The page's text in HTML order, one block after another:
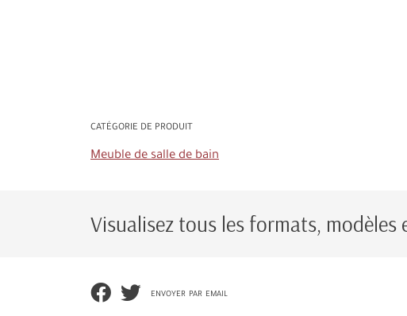
CATÉGORIE DE PRODUIT
Meuble de salle de bain
Visualisez tous les formats, modèles
envoyer par email